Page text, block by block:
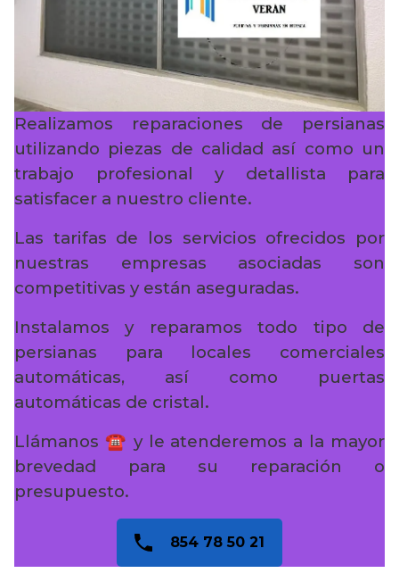
Realizamos reparaciones de persianas
utilizando piezas de calidad así como un
trabajo profesional y detallista para
satisfacer a nuestro cliente.
Las tarifas de los servicios ofrecidos por
nuestras empresas asociadas son
competitivas y están aseguradas.
Instalamos y reparamos todo tipo de
persianas para locales comerciales
automáticas, así como puertas
automáticas de cristal.
Llámanos ☎️ y le atenderemos a la mayor
brevedad para su reparación o
presupuesto.
854 78 50 21